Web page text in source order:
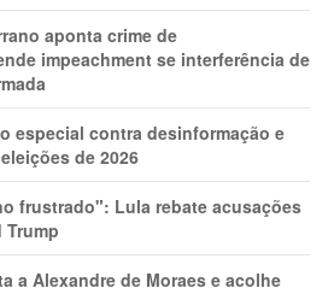
aponta crime de
impeachment se interferência de
especial contra desinformação e
de 2026
frustrado": Lula rebate acusações
Trump
a Alexandre de Moraes e acolhe